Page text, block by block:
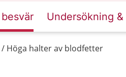
Undersökning
Höga halter av blodfetter